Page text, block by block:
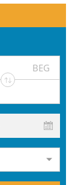
BEG